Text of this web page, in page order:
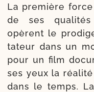
La pre­mière force
de ses qua­li­tés
opèrent le
ta­teur dans un
pour un film
ses yeux la
dans le temps.